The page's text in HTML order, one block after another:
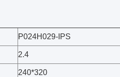
P024H029-IPS
2.4
240*320